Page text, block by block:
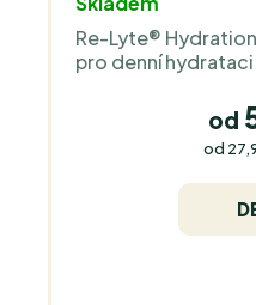
Re-Lyte®
pro denní
od
Měrná
od